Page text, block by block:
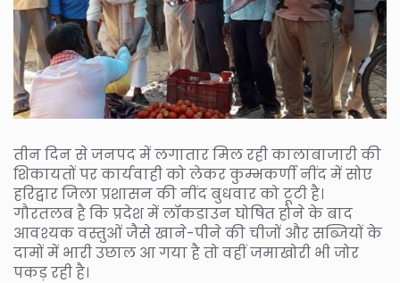
तीन दिन से जनपद में लगातार मिल रही कालाबाजारी की
शिकायतों पर कार्यवाही को लेकर कुम्भकर्णी नींद में सोए
हरिद्वार जिला प्रशासन की नींद बुधवार को टूटी है।
गौरतलब है कि प्रदेश में लॉकडाउन घोषित होने के बाद
आवश्यक वस्तुओं जैसे खाने-पीने की चीजों और सब्जियों के
दामों में भारी उछाल आ गया है तो वहीं जमाखोरी भी जोर
पकड़ रही है।